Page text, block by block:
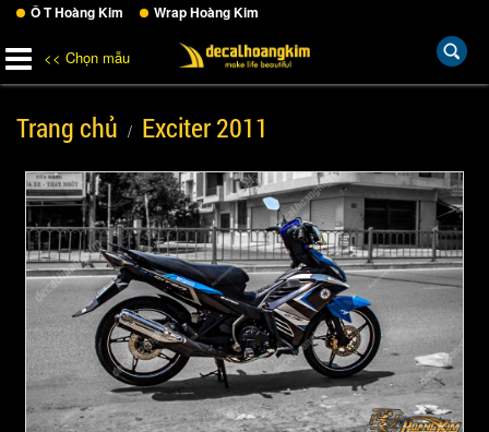
Ô T Hoàng Kim Wrap Hoàng Kim
<< Chọn mẫu
Trang chủ Exciter 2011